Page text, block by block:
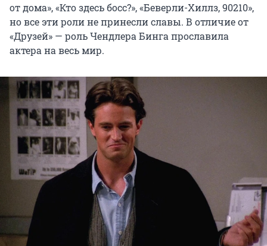
от дома», «Кто здесь босс?», «Беверли-Хиллз, 90210»,
но все эти роли не принесли славы. В отличие от
«Друзей» — роль Чендлера Бинга прославила
актера на весь мир.